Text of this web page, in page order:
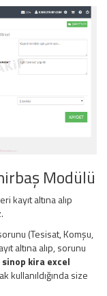
Modülü
kayıt altına alıp
(Tesisat, Komşu,
altına alıp, sorunu
sinop kira excel
kullanıldığında size